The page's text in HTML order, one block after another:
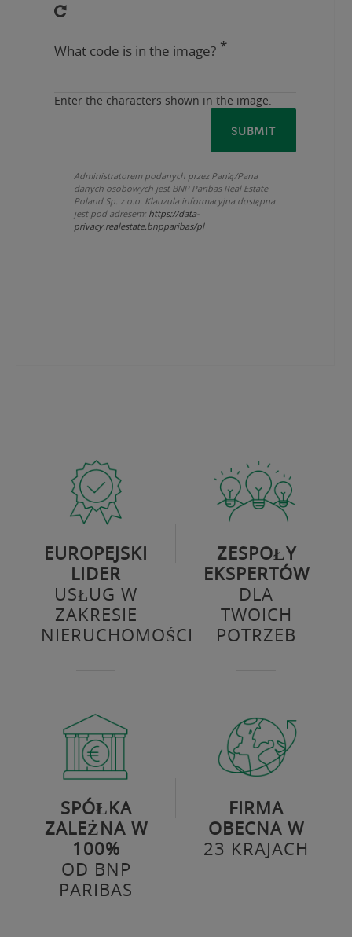
contact
about
we
interest
What code is in the image?
Enter the characters shown in the image.
Administratorem podanych przez Panią/Pana
danych osobowych jest BNP Paribas Real Estate
Poland Sp. z o.o. Klauzula informacyjna dostępna
jest pod adresem: https://data-
privacy.realestate.bnpparibas/pl
EUROPEJSKI
LIDER
USŁUG W
ZAKRESIE
NIERUCHOMOŚCI
ZESPOŁY
EKSPERTÓW
DLA
TWOICH
POTRZEB
SPÓŁKA
ZALEŻNA W
100%
OD BNP
PARIBAS
FIRMA
OBECNA W
23 KRAJACH